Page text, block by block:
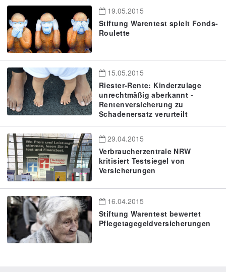
19.05.2015
Stiftung Warentest spielt Fonds-
Roulette
15.05.2015
Riester-Rente: Kinderzulage
unrechtmäßig aberkannt -
Rentenversicherung zu
Schadenersatz verurteilt
29.04.2015
Verbraucherzentrale NRW
kritisiert Testsiegel von
Versicherungen
16.04.2015
Stiftung Warentest bewertet
Pflegetagegeldversicherungen